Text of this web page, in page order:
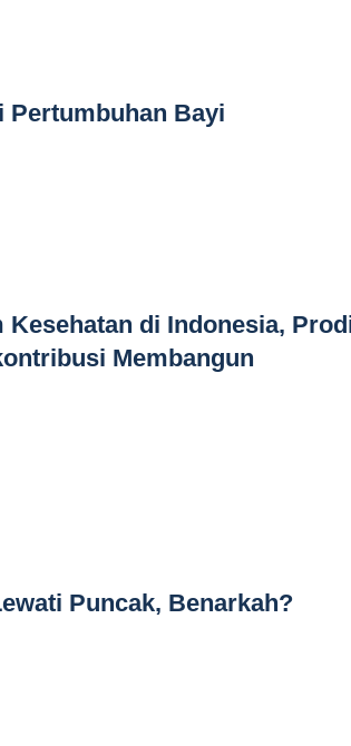
Pertumbuhan Bayi
di Indonesia,
Membangun
Puncak, Benarkah?